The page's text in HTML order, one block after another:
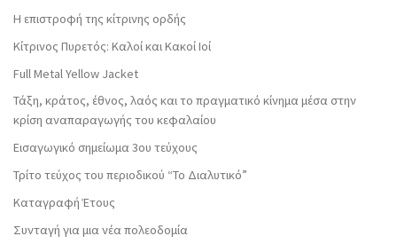
Η επιστροφή της κίτρινης ορδής
Κίτρινος Πυρετός: Καλοί και Κακοί Ιοί
Full Metal Yellow Jacket
Τάξη, κράτος, έθνος, λαός και το πραγματικό κίνημα μέσα στην
κρίση αναπαραγωγής του κεφαλαίου
Εισαγωγικό σημείωμα 3ου τεύχους
Τρίτο τεύχος του περιοδικού “Το Διαλυτικό”
Καταγραφή Έτους
Συνταγή για μια νέα πολεοδομία